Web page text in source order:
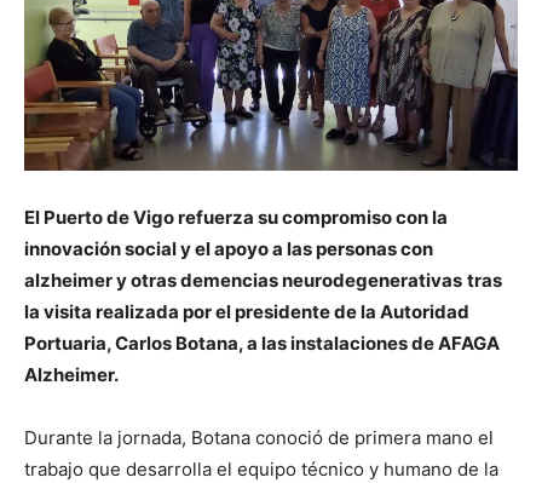
El Puerto de Vigo refuerza su compromiso con la
innovación social y el apoyo a las personas con
alzheimer y otras demencias neurodegenerativas tras
la visita realizada por el presidente de la Autoridad
Portuaria, Carlos Botana, a las instalaciones de AFAGA
Alzheimer.
Durante la jornada, Botana conoció de primera mano el
trabajo que desarrolla el equipo técnico y humano de la